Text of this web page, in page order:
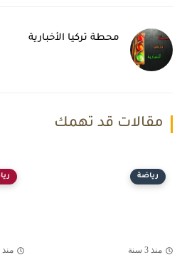
محطة تركيا الأخبارية
مقالات قد تهمك
رياضة
منذ 3 سنة منذ 3 سنة